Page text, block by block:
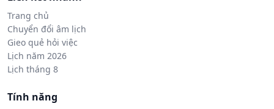
Trang chủ
Chuyển đổi âm lịch
Gieo quẻ hỏi việc
Lịch năm 2026
Lịch tháng 8
Tính năng